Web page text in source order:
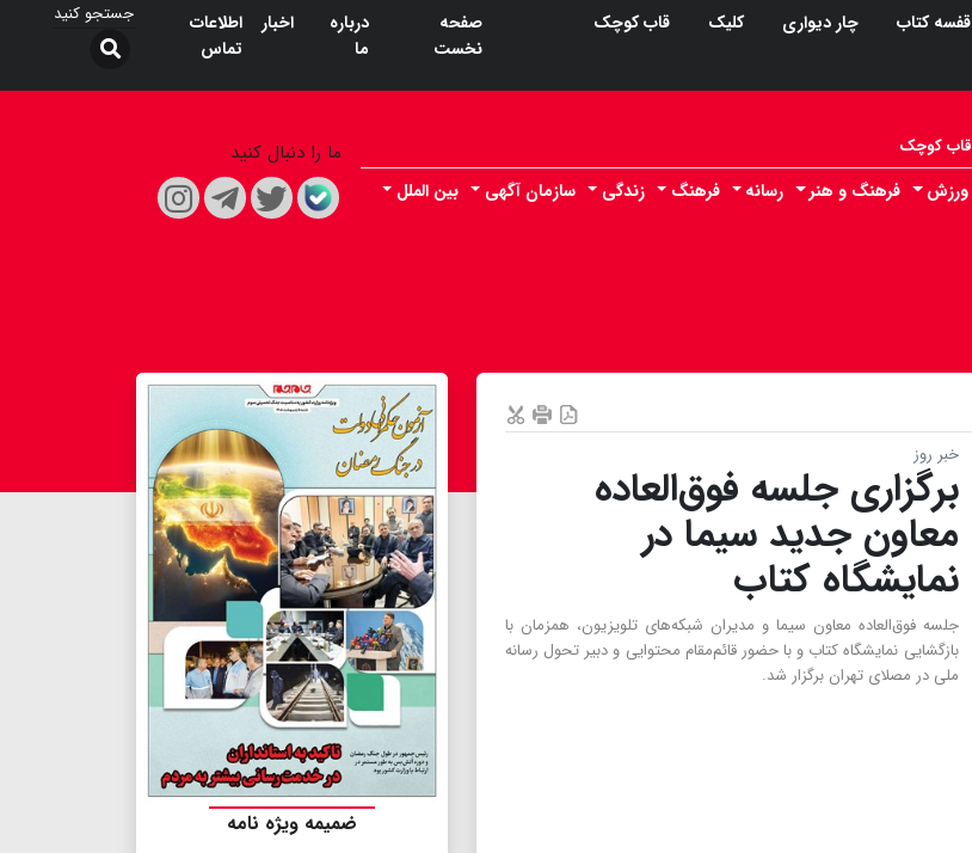
قفسه کتاب چار دیواری کلیک
قاب کوچک
صفحه
نخست
درباره
ما
اخبار
اطلاعات
تماس
قاب کوچک
ورزش فرهنگ و هنر رسانه فرهنگ زندگی سازمان آگهی
بین الملل
ما را دنبال کنید
خبر روز
برگزاری جلسه فوق‌‌العاده
معاون جدید سیما در
نمایشگاه کتاب
جلسه فوق‌العاده معاون سیما و مدیران شبکه‌های تلویزیون، همزمان با
بازگشایی نمایشگاه کتاب و با حضور قائم‌مقام محتوایی و دبیر تحول رسانه
ملی در مصلای تهران برگزار شد.
ضمیمه ویژه نامه